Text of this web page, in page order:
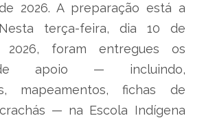
2026. A preparação está a
terça-feira, dia 10 de
foram entregues os
apoio — incluindo,
mapeamentos, fichas de
— na Escola Indígena